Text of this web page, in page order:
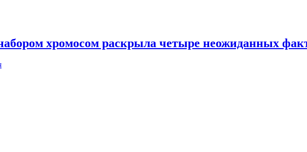
хромосом раскрыла четыре неожиданных